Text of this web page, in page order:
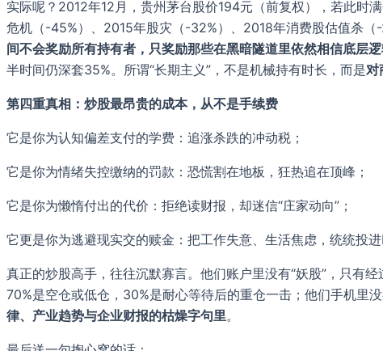
实际呢？2012年12月，贵州茅台股价194元（前复权），若此
危机（-45%）、2015年股灾（-32%）、2018年消费股估值杀
间不会奖励所有持有者，只奖励那些在黑暗隧道里依然相信底层
半时间仍深套35%。所谓“长期主义”，不是机械持有时长，而是对
第四重真相：炒股最昂贵的成本，从不是手续费
它是你为认知偏差支付的学费：追涨杀跌的冲动税；
它是你为情绪失控缴纳的罚款：恐慌割在地板，狂热追在顶峰；
它是你为懒惰付出的代价：拒绝读财报，却迷信“庄家动向”；
它更是你为逃避现实交的赎金：把工作失意、生活焦虑，统统投进
真正的炒股高手，往往沉默寡言。他们账户里没有“妖股”，只有
70%是空仓或低仓，30%是耐心等待后的重仓一击；他们手机
律、产业趋势与企业财报的枯燥字句里。